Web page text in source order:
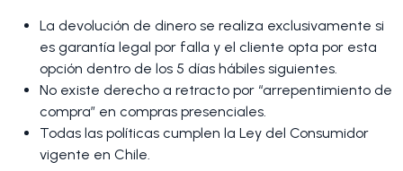
La devolución de dinero se realiza exclusivamente si
es garantía legal por falla y el cliente opta por esta
opción dentro de los 5 días hábiles siguientes.
No existe derecho a retracto por “arrepentimiento de
compra” en compras presenciales.
Todas las políticas cumplen la Ley del Consumidor
vigente en Chile.